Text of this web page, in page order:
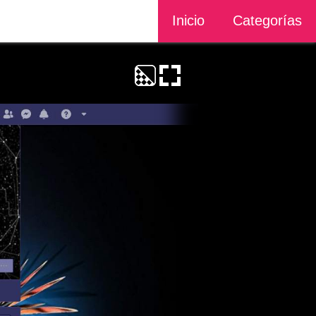
Inicio Categorías